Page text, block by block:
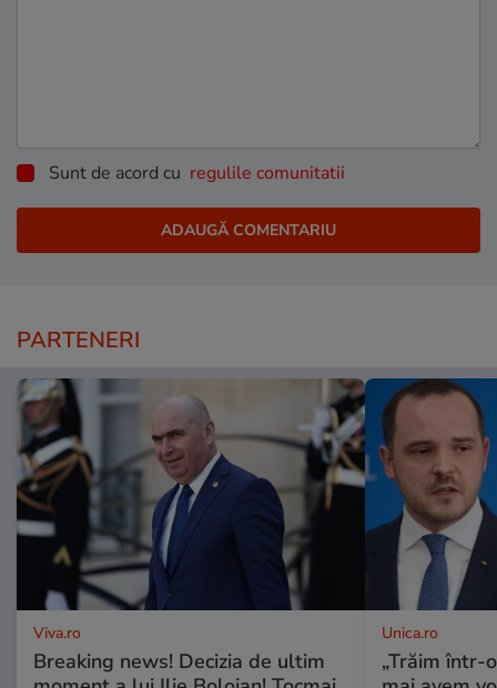
Sunt de acord cu regulile comunitatii
PARTENERI
Viva.ro
Breaking news! Decizia de ultim
Unica.ro
„Trăim într-